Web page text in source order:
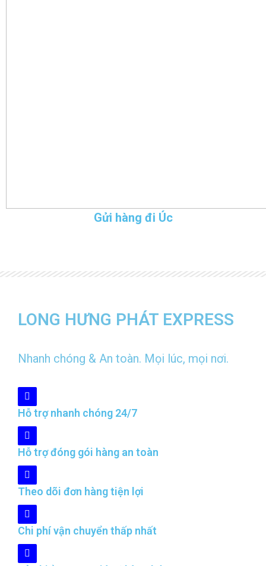
Gửi hàng đi Úc
LONG HƯNG PHÁT EXPRESS
Nhanh chóng & An toàn. Mọi lúc, mọi nơi.
Hỗ trợ nhanh chóng 24/7
Hỗ trợ đóng gói hàng an toàn
Theo dõi đơn hàng tiện lợi
Chi phí vận chuyển thấp nhất